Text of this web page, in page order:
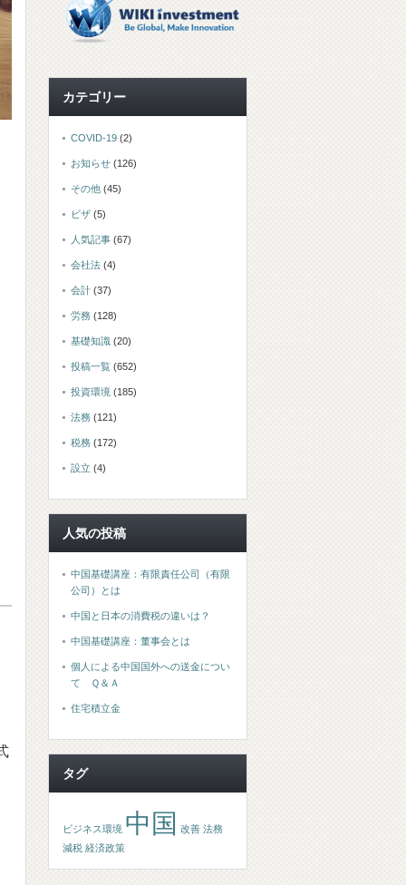
カテゴリー
COVID-19 (2)
お知らせ (126)
その他 (45)
ビザ (5)
人気記事 (67)
会社法 (4)
会計 (37)
労務 (128)
基礎知識 (20)
投稿一覧 (652)
投資環境 (185)
法務 (121)
税務 (172)
設立 (4)
人気の投稿
中国基礎講座：有限責任公司（有限
公司）とは
中国と日本の消費税の違いは？
中国基礎講座：董事会とは
個人による中国国外への送金につい
て Ｑ＆Ａ
住宅積立金
タグ
ビジネス環境 中国 改善 法務
減税 経済政策